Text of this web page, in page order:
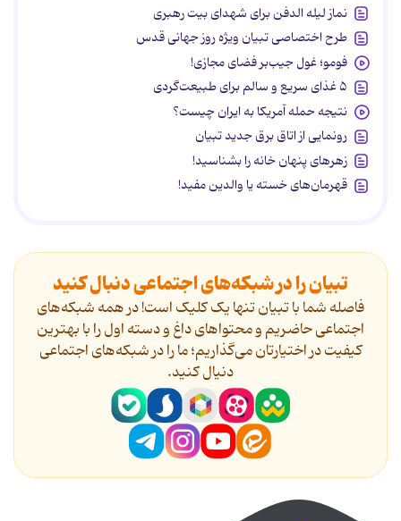
نماز لیله الدفن برای شهدای بیت رهبری
طرح اختصاصی تبیان ویژه روز جهانی قدس
فومو؛ غول جیب‌بر فضای مجازی!
۵ غذای سریع و سالم برای طبیعت‌گردی
نتیجه حمله آمریکا به ایران چیست؟
رونمایی از اتاق برق جدید تبیان
زهرهای پنهان خانه را بشناسید!
قهرمان‌های خسته یا والدین مفید!
تبیان را در شبکه‌های اجتماعی دنبال کنید
فاصله شما با تبیان تنها یک کلیک است! در همه شبکه‌های
اجتماعی حاضریم و محتواهای داغ و دسته اول را با بهترین
کیفیت در اختیارتان می‌گذاریم؛ ما را در شبکه‌های اجتماعی
دنیال کنید.